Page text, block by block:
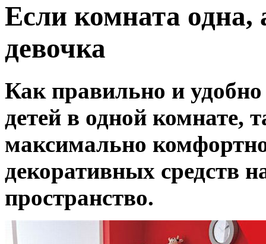
Если комната одна,
девочка
Как правильно и
детей в одной комнате,
максимально
декоративных средств
пространство.